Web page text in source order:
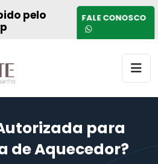
pelo
FALE CONOSCO
para
de Aquecedor?